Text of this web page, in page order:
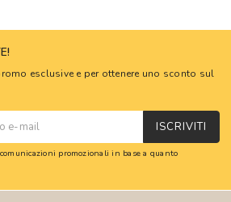
esclusive e per ottenere uno sconto sul
ISCRIVITI
promozionali in base a quanto